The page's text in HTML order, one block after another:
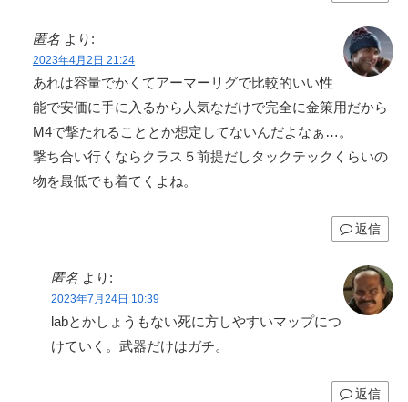
匿名 より:
2023年4月2日 21:24
あれは容量でかくてアーマーリグで比較的いい性
能で安価に手に入るから人気なだけで完全に金策用だから
M4で撃たれることとか想定してないんだよなぁ…。
撃ち合い行くならクラス５前提だしタックテックくらいの
物を最低でも着てくよね。
返信
匿名 より:
2023年7月24日 10:39
labとかしょうもない死に方しやすいマップにつ
けていく。武器だけはガチ。
返信